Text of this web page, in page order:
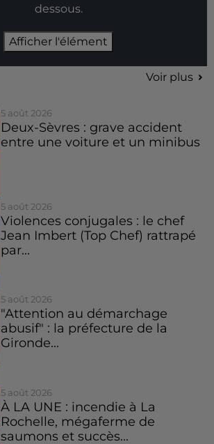
dessous.
Afficher l'élément
Voir plus
5 août 2026
Deux-Sèvres : grave accident
entre une voiture et un minibus
5 août 2026
Violences conjugales : le chef
Jean Imbert (Top Chef) rattrapé
par...
5 août 2026
"Attention au démarchage
abusif" : la préfecture de la
Gironde...
5 août 2026
À LA UNE : incendie à La
Rochelle, mégaferme de
saumons et succès...